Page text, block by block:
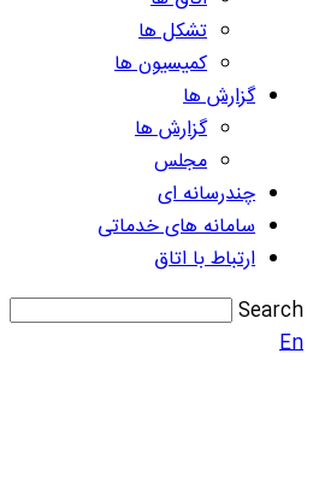
تشکل ها
کمیسیون ها
گزارش ها
گزارش ها
مجلس
چندرسانه ای
سامانه های خدماتی
ارتباط با اتاق
Search
En